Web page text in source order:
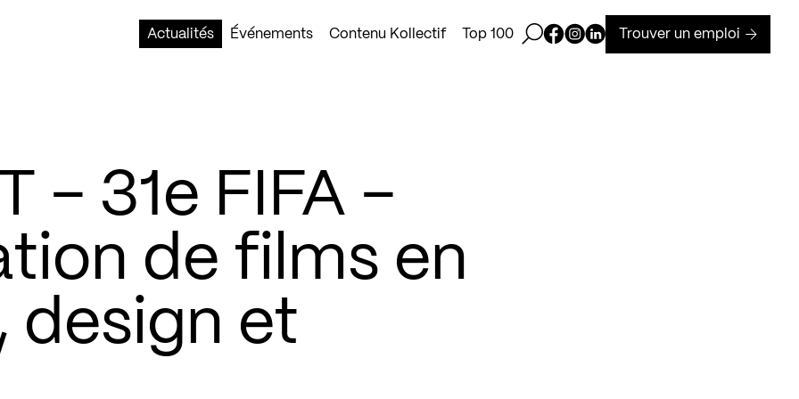
Actualités
Événements Contenu Kollectif Top 100 Ouvrir la barre de recherche
Page Facebook de Kollectif
Page Instagram de Kollectif
Page Linkedin de Kollectif
Trouver un emploi
– 31e FIFA –
de films en
design et